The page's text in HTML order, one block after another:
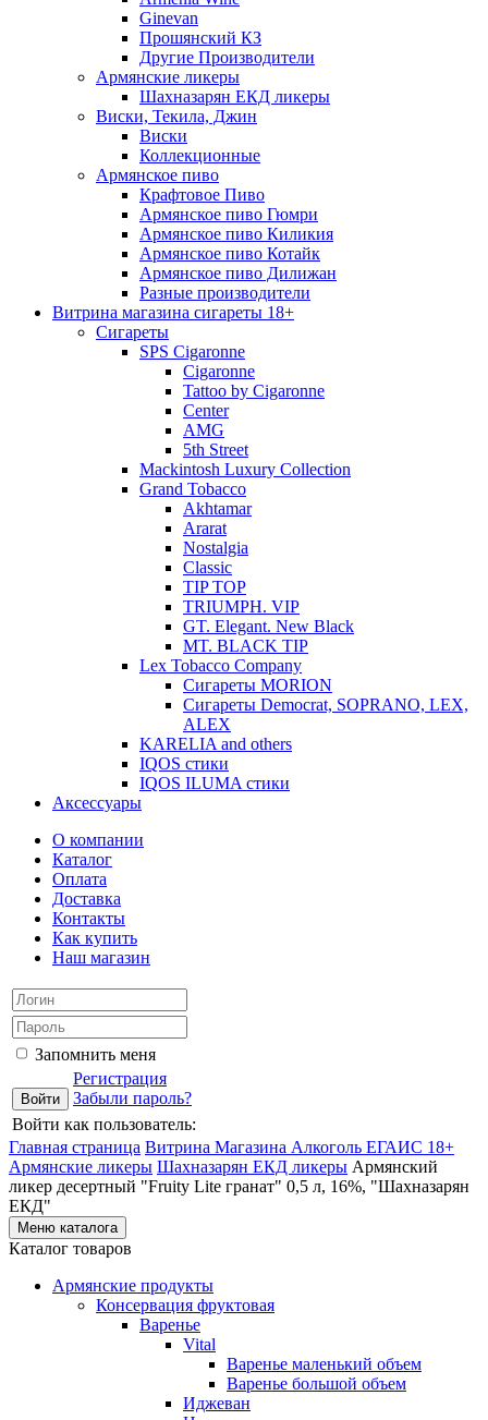
Ginevan
Прошянский КЗ
Другие Производители
Армянские ликеры
Шахназарян ЕКД ликеры
Виски, Текила, Джин
Виски
Коллекционные
Армянское пиво
Крафтовое Пиво
Армянское пиво Гюмри
Армянское пиво Киликия
Армянское пиво Котайк
Армянское пиво Дилижан
Разные производители
Витрина магазина сигареты 18+
Cигареты
SPS Cigaronne
Сigaronne
Tattoo by Cigaronne
Center
AMG
5th Street
Mackintosh Luxury Collection
Grand Tobacco
Akhtamar
Ararat
Nostalgia
Classic
TIP TOP
TRIUMPH. VIP
GT. Elegant. New Black
MT. BLACK TIP
Lex Tobacco Company
Сигареты MORION
Сигареты Democrat, SOPRANO, LEX,
ALEX
KARELIA and others
IQOS стики
IQOS ILUMA стики
Аксессуары
О компании
Каталог
Оплата
Доставка
Контакты
Как купить
Наш магазин
Запомнить меня
Регистрация
Забыли пароль?
Войти как пользователь:
Главная страница Витрина Магазина Алкоголь ЕГАИС 18+
Армянские ликеры Шахназарян ЕКД ликеры Армянский
ликер десертный "Fruity Lite гранат" 0,5 л, 16%, "Шахназарян
ЕКД"
Меню каталога
Каталог товаров
Армянские продукты
Консервация фруктовая
Варенье
Vital
Варенье маленький объем
Варенье большой объем
Иджеван